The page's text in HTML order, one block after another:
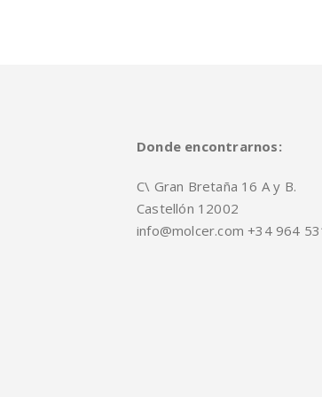
Donde encontrarnos:
C\ Gran Bretaña 16 A y B.
Castellón 12002
info@molcer.com +34 964